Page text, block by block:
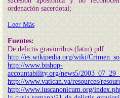
ordenación sacerdotal;
Leer Más
Fuentes:
De delictis gravioribus (latin) pdf
http://es.wikipedia.org/wiki/
http://www.bishop-
accountability.org/news5/
http://www.vatican.va/resources/
http://www.iuscanonicum.org/